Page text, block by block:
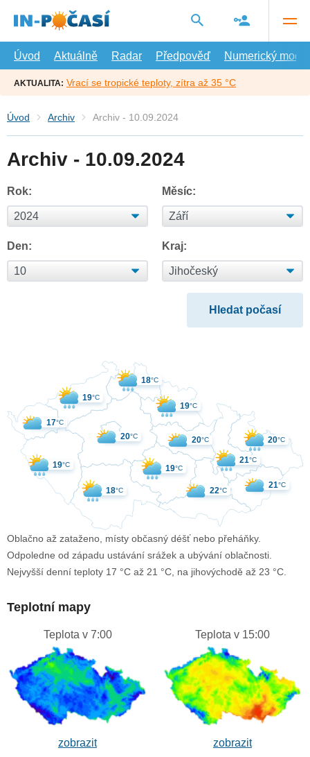
hlavní
Úvod
Aktuálně Radar Předpověď Numerický model
AKTUALITA: Vrací se tropické teploty, zítra až 35 °C
Úvod Archiv Archiv - 10.09.2024
Archiv - 10.09.2024
Rok: Měsíc:
Den: Kraj:
18°C 22°C
17°C
19°C
18°C
20°C
21°C
20°C
19°C
20°C
19°C
19°C
21°C
Oblačno až zataženo, místy občasný déšť nebo přeháňky.
Odpoledne od západu ustávání srážek a ubývání oblačnosti.
Nejvyšší denní teploty 17 °C až 21 °C, na jihovýchodě až 23 °C.
Teplotní mapy
Teplota v 7:00
zobrazit
Teplota v 15:00
zobrazit